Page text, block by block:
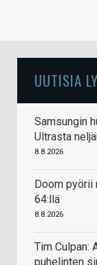
UUTISIA
Samsungin
Ultrasta
8.8.2026
Doom pyörii
64:llä
8.8.2026
Tim Culpan:
puhelinten